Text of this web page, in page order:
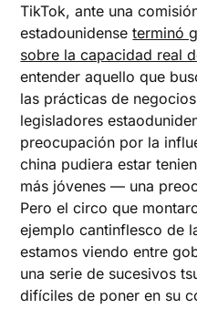
TikTok, ante una
estadounidenseterminó
sobre la capacidad real
entender aquello que
las prácticas de
legisladores
preocupación por la
china pudiera estar
más jóvenes — una
Pero el circo que
ejemplo cantinflesco de
estamos viendo entre
una serie de sucesivos
difíciles de poner en su